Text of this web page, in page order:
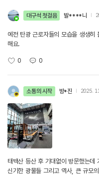
대구석 첫걸음 발****니
예전 탄광 근로자들의 모습을 생생히
해요.
0 0
소통의 시작 방*진 2025.
태백산 등산 후 기대없이 방문했는데
신기한 광물들 그리고 역사, 큰 규모